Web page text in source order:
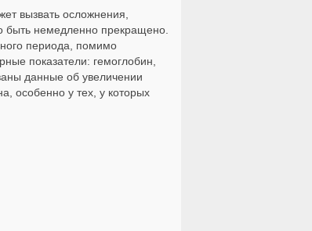
вызвать осложнения,
быть немедленно прекращено.
периода, помимо
показатели: гемоглобин,
данные об увеличении
особенно у тех, у которых